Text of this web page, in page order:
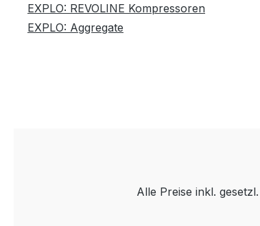
EXPLO: REVOLINE Kompressoren
EXPLO: Aggregate
Alle Preise inkl.